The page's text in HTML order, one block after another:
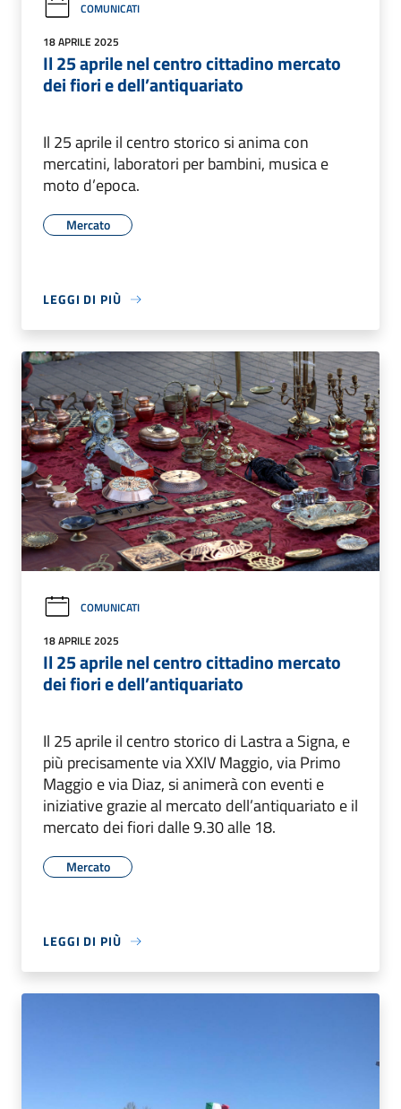
COMUNICATI
18 APRILE 2025
Il 25 aprile nel centro cittadino mercato
dei fiori e dell’antiquariato
Il 25 aprile il centro storico si anima con
mercatini, laboratori per bambini, musica e
moto d’epoca.
Mercato
LEGGI DI PIÙ
COMUNICATI
18 APRILE 2025
Il 25 aprile nel centro cittadino mercato
dei fiori e dell’antiquariato
Il 25 aprile il centro storico di Lastra a Signa, e
più precisamente via XXIV Maggio, via Primo
Maggio e via Diaz, si animerà con eventi e
iniziative grazie al mercato dell’antiquariato e il
mercato dei fiori dalle 9.30 alle 18.
Mercato
LEGGI DI PIÙ